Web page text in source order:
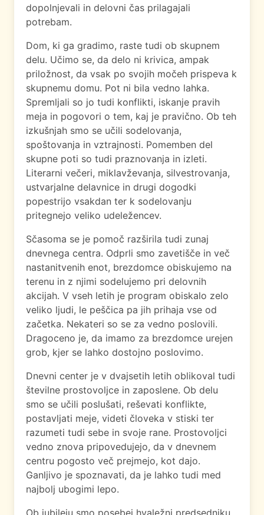
dopolnjevali in delovni čas prilagajali
potrebam.
Dom, ki ga gradimo, raste tudi ob skupnem
delu. Učimo se, da delo ni krivica, ampak
priložnost, da vsak po svojih močeh prispeva k
skupnemu domu. Pot ni bila vedno lahka.
Spremljali so jo tudi konflikti, iskanje pravih
meja in pogovori o tem, kaj je pravično. Ob teh
izkušnjah smo se učili sodelovanja,
spoštovanja in vztrajnosti. Pomemben del
skupne poti so tudi praznovanja in izleti.
Literarni večeri, miklavževanja, silvestrovanja,
ustvarjalne delavnice in drugi dogodki
popestrijo vsakdan ter k sodelovanju
pritegnejo veliko udeležencev.
Sčasoma se je pomoč razširila tudi zunaj
dnevnega centra. Odprli smo zavetišče in več
nastanitvenih enot, brezdomce obiskujemo na
terenu in z njimi sodelujemo pri delovnih
akcijah. V vseh letih je program obiskalo zelo
veliko ljudi, le peščica pa jih prihaja vse od
začetka. Nekateri so se za vedno poslovili.
Dragoceno je, da imamo za brezdomce urejen
grob, kjer se lahko dostojno poslovimo.
Dnevni center je v dvajsetih letih oblikoval tudi
številne prostovoljce in zaposlene. Ob delu
smo se učili poslušati, reševati konflikte,
postavljati meje, videti človeka v stiski ter
razumeti tudi sebe in svoje rane. Prostovoljci
vedno znova pripovedujejo, da v dnevnem
centru pogosto več prejmejo, kot dajo.
Ganljivo je spoznavati, da je lahko tudi med
najbolj ubogimi lepo.
Ob jubileju smo posebej hvaležni predsedniku